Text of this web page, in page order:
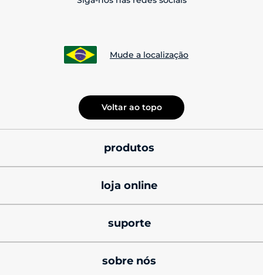
Mude a localização
Voltar ao topo
produtos
celulares motorola
signature
celulares motorola razr
loja online
cupons de desconto
black friday
suporte
sobre nós